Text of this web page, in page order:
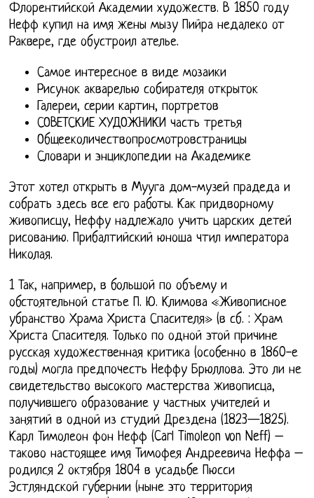
Флорентийской Академии художеств. В 1850 году
Нефф купил на имя жены мызу Пийра недалеко от
Раквере, где обустроил ателье.
Самое интересное в виде мозаики
Рисунок акварелью собирателя открыток
Галереи, серии картин, портретов
СОВЕТСКИЕ ХУДОЖНИКИ часть третья
Общееколичествопросмотровстраницы
Словари и энциклопедии на Академике
Этот хотел открыть в Мууга дом-музей прадеда и
собрать здесь все его работы. Как придворному
живописцу, Неффу надлежало учить царских детей
рисованию. Прибалтийский юноша чтил императора
Николая.
1 Так, например, в большой по объему и
обстоятельной статье П. Ю. Климова «Живописное
убранство Храма Христа Спасителя» (в сб. : Храм
Христа Спасителя. Только по одной этой причине
русская художественная критика (особенно в 1860-е
годы) могла предпочесть Неффу Брюллова. Это ли не
свидетельство высокого мастерства живописца,
получившего образование у частных учителей и
занятий в одной из студий Дрездена (1823—1825).
Карл Тимолеон фон Нефф (Carl Timoleon von Neff) –
таково настоящее имя Тимофея Андреевича Неффа –
родился 2 октября 1804 в усадьбе Пюсси
Эстляндской губернии (ныне это территория